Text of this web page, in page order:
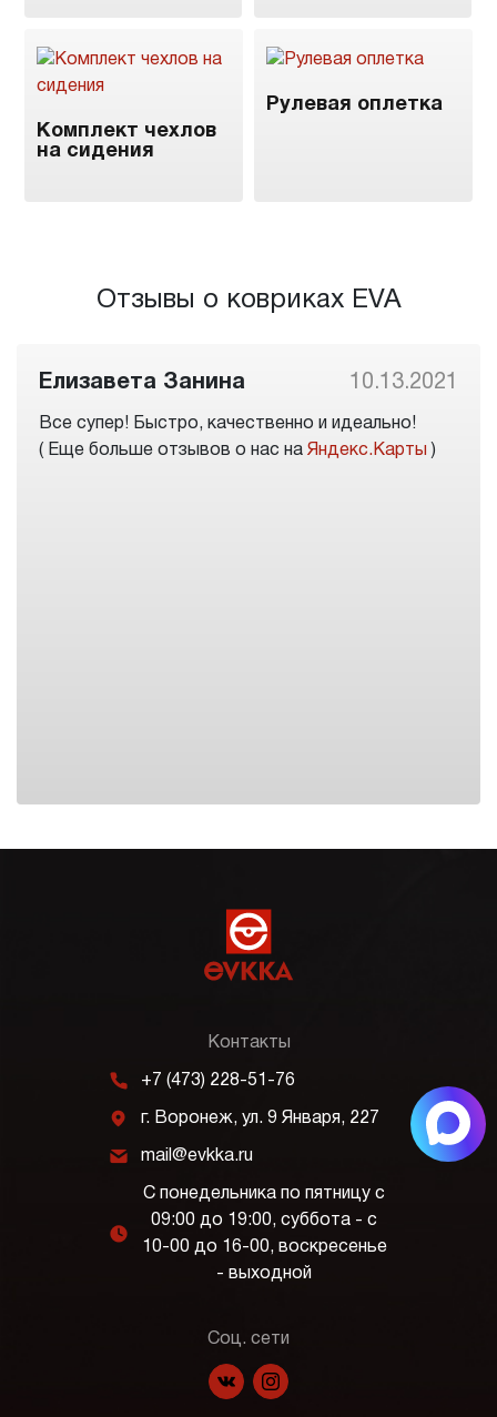
Комплект чехлов
на сидения
Рулевая оплетка
Отзывы о ковриках EVA
Елизавета Занина 10.13.2021
Все супер! Быстро, качественно и идеально!
( Еще больше отзывов о нас на Яндекс.Карты )
Контакты
m +7 (473) 228-51-76
j г. Воронеж, ул. 9 Января, 227
k mail@evkka.ru
l
С понедельника по пятницу с
09:00 до 19:00, суббота - с
10-00 до 16-00, воскресенье
- выходной
Соц. сети
f p